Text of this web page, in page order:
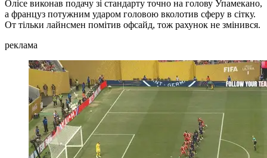
Олісе виконав подачу зі стандарту точно на голову Упамекано,
а француз потужним ударом головою вколотив сферу в сітку.
От тільки лайнсмен помітив офсайд, тож рахунок не змінився.
реклама